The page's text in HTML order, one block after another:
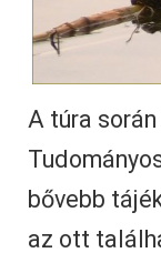
A túra
bővebb
az ott